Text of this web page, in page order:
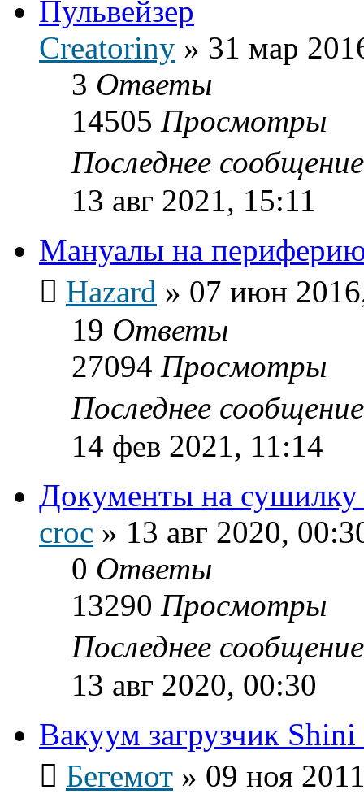
Пульвейзер
Creatoriny » 31 мар
3 Ответы
14505 Просмотры
Последнее
13 авг 2021, 15:11
Мануалы на
Hazard » 07 июн
19 Ответы
27094 Просмотры
Последнее
14 фев 2021, 11:14
Документы на
croc » 13 авг 2020,
0 Ответы
13290 Просмотры
Последнее
13 авг 2020, 00:30
Вакуум загрузчик
Бегемот » 09 ноя